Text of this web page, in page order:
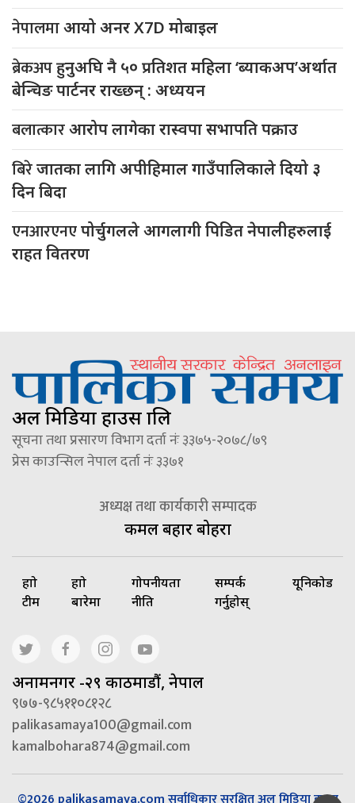
नेपालमाआयो अनर X7D मोबाइल
ब्रेकअपहुनुअघि नै ५० प्रतिशत महिला ‘ब्याकअप’अर्थात
बेन्चिङ पार्टनर राख्छन् : अध्ययन
बलात्कारआरोप लागेका रास्वपा सभापति पक्राउ
बिरेजातका लागि अपीहिमाल गाउँपालिकाले दियो ३
दिन बिदा
एनआरएनएपोर्चुगलले आगलागी पिडित नेपालीहरुलाई
राहत वितरण
अल मिडिया हाउस प्रालि
सूचना तथा प्रसारण विभाग दर्ता नंः ३३७५-२०७८/७९
प्रेस काउन्सिल नेपाल दर्ता नंः ३३७१
अध्यक्ष तथा कार्यकारी सम्पादक
कमल बहादुर बोहरा
हाम्रो
टीम
हाम्रो
बारेमा
गोपनीयता
नीति
सम्पर्क
गर्नुहोस्
यूनिकोड
अनामनगर -२९ काठमाडौं, नेपाल
९७७-९८५११०८१२८
palikasamaya100@gmail.com
kamalbohara874@gmail.com